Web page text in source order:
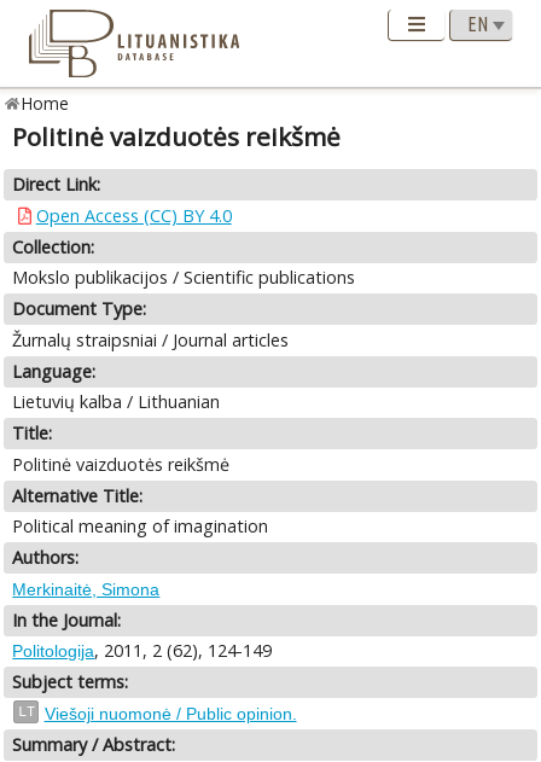
Home
Politinė vaizduotės reikšmė
Direct Link:
Open Access (CC) BY 4.0
Collection:
Mokslo publikacijos / Scientific publications
Document Type:
Žurnalų straipsniai / Journal articles
Language:
Lietuvių kalba / Lithuanian
Title:
Politinė vaizduotės reikšmė
Alternative Title:
Political meaning of imagination
Authors:
Merkinaitė, Simona
In the Journal:
Politologija, 2011, 2 (62), 124-149
Subject terms:
LT Viešoji nuomonė / Public opinion.
Summary / Abstract: